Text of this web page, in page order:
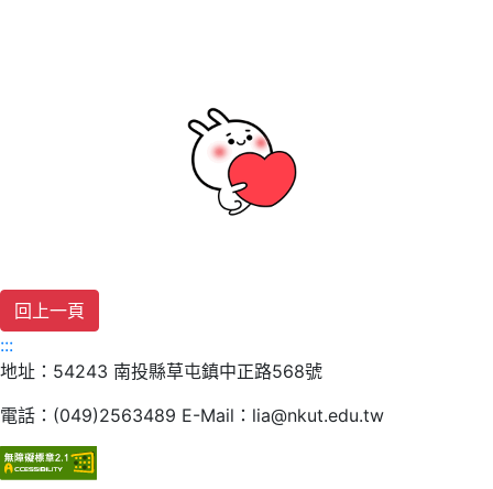
:::
地址：54243 南投縣草屯鎮中正路568號
電話：(049)2563489 E-Mail：lia@nkut.edu.tw